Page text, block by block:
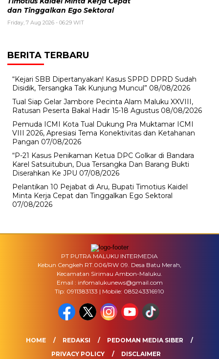
dan Tinggalkan Ego Sektoral
Friday, 7 Aug 2026 - 06:29 WIT
BERITA TERBARU
“Kejari SBB Dipertanyakan! Kasus SPPD DPRD Sudah
Disidik, Tersangka Tak Kunjung Muncul” 08/08/2026
Tual Siap Gelar Jambore Pecinta Alam Maluku XXVIII,
Ratusan Peserta Bakal Hadir 15-18 Agustus 08/08/2026
Pemuda ICMI Kota Tual Dukung Pra Muktamar ICMI
VIII 2026, Apresiasi Tema Konektivitas dan Ketahanan
Pangan 07/08/2026
“P-21 Kasus Penikaman Ketua DPC Golkar di Bandara
Karel Satsuitubun, Dua Tersangka Dan Barang Bukti
Diserahkan Ke JPU 07/08/2026
Pelantikan 10 Pejabat di Aru, Bupati Timotius Kaidel
Minta Kerja Cepat dan Tinggalkan Ego Sektoral
07/08/2026
PT PUTRA MALUKU INTERMEDIA
Kebun Cengkeh RT.006/RW 09. Desa Batu Merah,
Kecamatan Sirimau Ambon-Maluku.
Email : infomalukunews@gmail.com
Tlp: 0911383133 | Mobile: 085243316910
HOME REDAKSI
PEDOMAN MEDIA SIBER
PRIVACY POLICY
DISCLAIMER